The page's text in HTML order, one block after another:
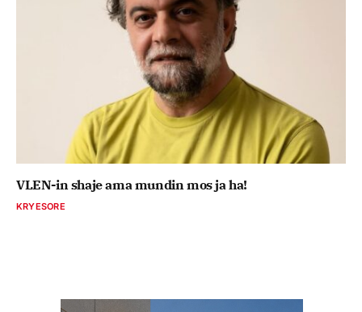
VLEN-in shaje ama mundin mos ja ha!
KRYESORE